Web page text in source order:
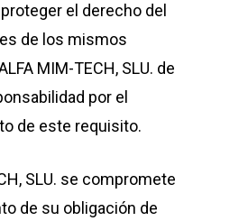
el derecho del
de los mismos
MIM-TECH, SLU. de
por el
de este requisito.
SLU. se compromete
de su obligación de